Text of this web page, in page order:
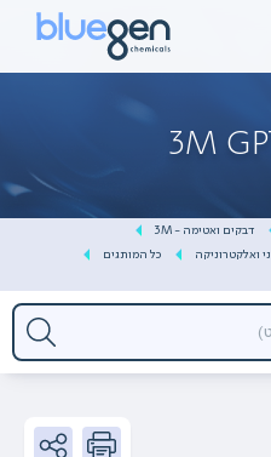
3M
דבקים ואטימה - 3M
ואלקטרוניקה
כל המותגים